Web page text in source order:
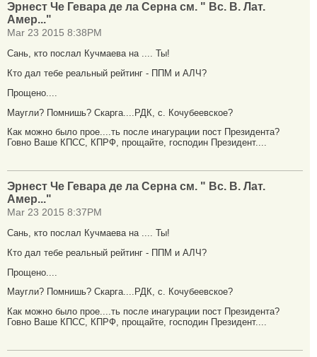
Эрнест Че Гевара де ла Серна см. " Вс. В. Лат.
Амер..."
Mar 23 2015 8:38PM
Сань, кто послал Кучмаева на .... Ты!
Кто дал тебе реальный рейтинг - ППМ и АЛЧ?
Прощено....
Маугли? Помнишь? Скарга....РДК, с. Кочубеевское?
Как можно было прое....ть после инагурации пост Президента?
Говно Ваше КПСС, КПРФ, прощайте, господин Президент....
Эрнест Че Гевара де ла Серна см. " Вс. В. Лат.
Амер..."
Mar 23 2015 8:37PM
Сань, кто послал Кучмаева на .... Ты!
Кто дал тебе реальный рейтинг - ППМ и АЛЧ?
Прощено....
Маугли? Помнишь? Скарга....РДК, с. Кочубеевское?
Как можно было прое....ть после инагурации пост Президента?
Говно Ваше КПСС, КПРФ, прощайте, господин Президент....